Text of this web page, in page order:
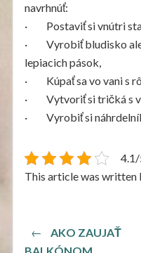
navrhnúť:
· Postaviť si vnútri
· Vyrobiť bludisko
lepiacich pások,
· Kúpať sa vo vani s
· Vytvoriť si tričká s
· Vyrobiť si
4.1/
This article was written
←
Previous
post:
AKO ZAUJAŤ
BALKÓNOM